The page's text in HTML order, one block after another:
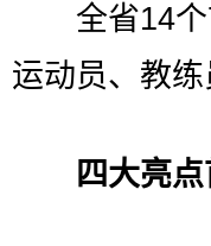
全省14个
运动员、教练
四大亮